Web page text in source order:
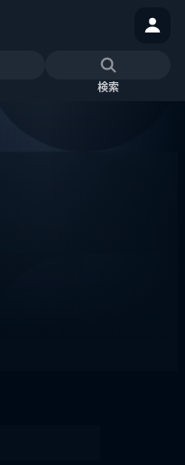
検索